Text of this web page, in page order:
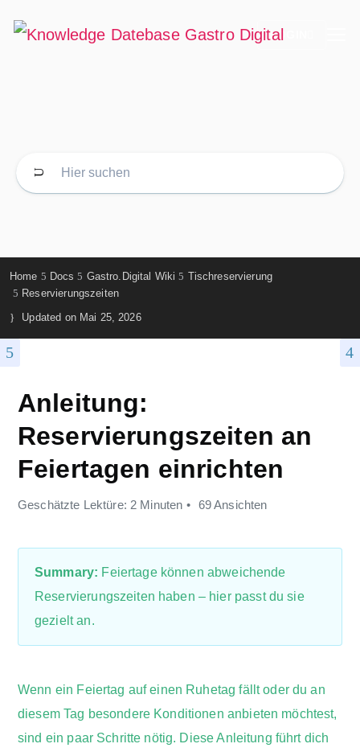
LOGIN
Home Docs Gastro.Digital Wiki
Tischreservierung
Reservierungszeiten
Updated on Mai 25, 2026
Anleitung:
Reservierungszeiten an
Feiertagen einrichten
Geschätzte Lektüre: 2 Minuten 69 Ansichten
Summary: Feiertage können abweichende
Reservierungszeiten haben – hier passt du sie
gezielt an.
Wenn ein Feiertag auf einen Ruhetag fällt oder du an
diesem Tag besondere Konditionen anbieten möchtest,
sind ein paar Schritte nötig. Diese Anleitung führt dich